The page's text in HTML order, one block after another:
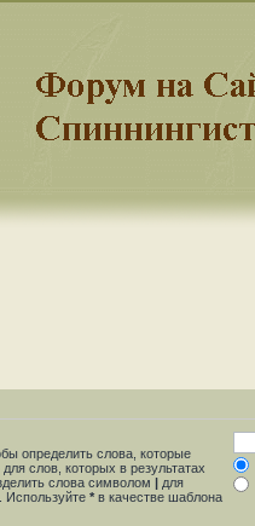
определить слова, которые
для слов, которых в результатах
слова символом | для
Используйте * в качестве шаблона